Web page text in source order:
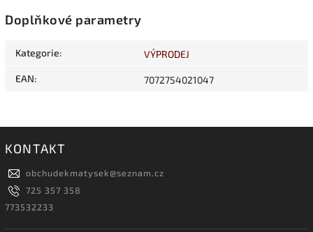
Doplňkové parametry
Kategorie: VÝPRODEJ
EAN: 7072754021047
KONTAKT
obchudekmatysek@seznam.cz
725 357 358
773532233